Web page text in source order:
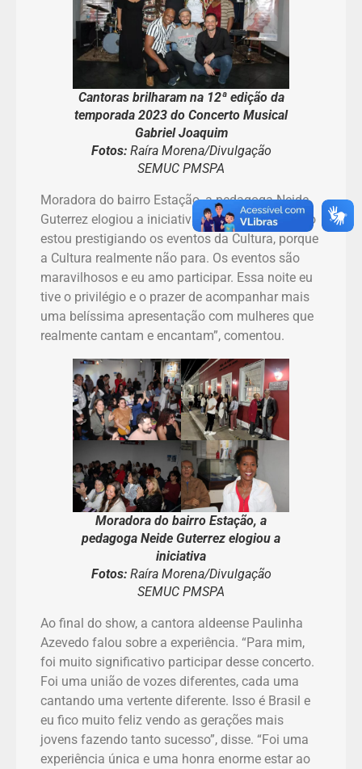
Cantoras brilharam na 12ª edição da
temporada 2023 do Concerto Musical
Gabriel Joaquim
Fotos:Raíra Morena/Divulgação
SEMUC PMSPA
Moradora do bairro Estação, a pedagoga Neide
Guterrez elogiou a iniciativa. “Sempre que posso
estou prestigiando os eventos da Cultura, porque
a Cultura realmente não para. Os eventos são
maravilhosos e eu amo participar. Essa noite eu
tive o privilégio e o prazer de acompanhar mais
uma belíssima apresentação com mulheres que
realmente cantam e encantam”, comentou.
Moradora do bairro Estação, a
pedagoga Neide Guterrez elogiou a
iniciativa
Fotos: Raíra Morena/Divulgação
SEMUC PMSPA
Ao final do show, a cantora aldeense Paulinha
Azevedo falou sobre a experiência. “Para mim,
foi muito significativo participar desse concerto.
Foi uma união de vozes diferentes, cada uma
cantando uma vertente diferente. Isso é Brasil e
eu fico muito feliz vendo as gerações mais
jovens fazendo tanto sucesso”, disse. “Foi uma
experiência única e uma honra enorme estar ao